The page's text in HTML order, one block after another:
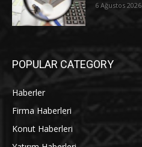
6 Ağustos 2026
POPULAR CATEGORY
Haberler
Firma Haberleri
Konut Haberleri